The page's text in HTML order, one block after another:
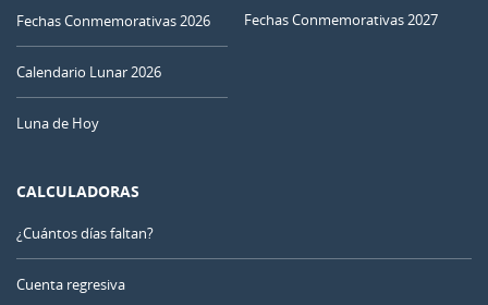
Fechas Conmemorativas 2026
Calendario Lunar 2026
Luna de Hoy
Fechas Conmemorativas 2027
CALCULADORAS
¿Cuántos días faltan?
Cuenta regresiva